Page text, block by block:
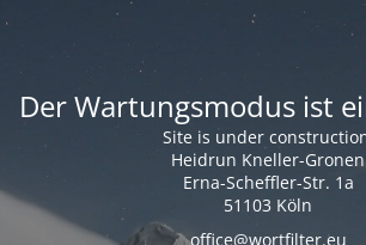
Der Wartungsmodus ist
Site is under
Heidrun Kneller-Gronen
Erna-Scheffler-Str. 1a
51103 Köln
office@wortfilter.eu